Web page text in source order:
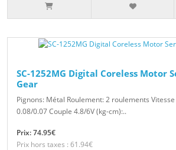
SC-1252MG Digital Coreless Motor
Gear
Pignons: Métal Roulement: 2 roulements
0.08/0.07 Couple 4.8/6V (kg-cm):..
Prix: 74.95€
Prix hors taxes : 61.94€